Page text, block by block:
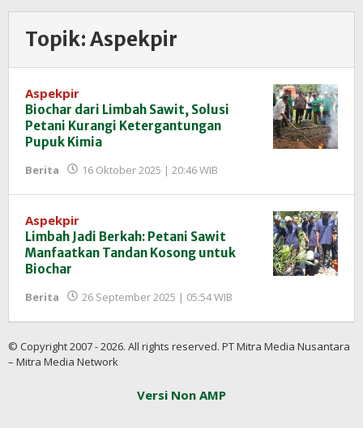
Topik:Aspekpir
Aspekpir
Biochar dari Limbah Sawit, Solusi
Petani Kurangi Ketergantungan
Pupuk Kimia
Berita 16 Oktober 2025 | 20:46 WIB
InfoSAWIT
Aspekpir
Limbah Jadi Berkah: Petani Sawit
Manfaatkan Tandan Kosong untuk
Biochar
Berita 26 September 2025 | 05:54 WIB
InfoSAWIT
© Copyright 2007 - 2026. All rights reserved. PT Mitra Media Nusantara
– Mitra Media Network
Versi Non AMP